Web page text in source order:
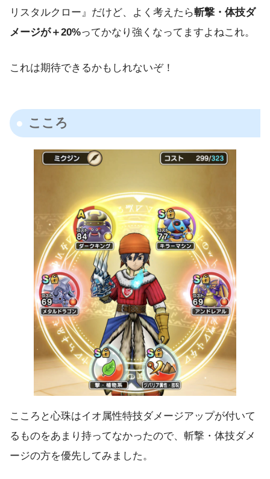
リスタルクロー』だけど、よく考えたら斬撃・体技ダ
メージが＋20%ってかなり強くなってますよねこれ。
これは期待できるかもしれないぞ！
こころ
こころと心珠はイオ属性特技ダメージアップが付いて
るものをあまり持ってなかったので、斬撃・体技ダメ
ージの方を優先してみました。